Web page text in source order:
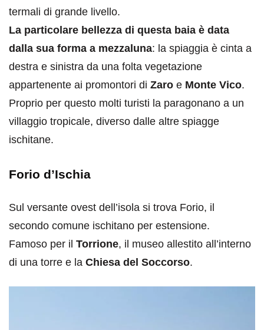
termali di grande livello.
La particolare bellezza di questa baia è data
dalla sua forma a mezzaluna: la spiaggia è cinta a
destra e sinistra da una folta vegetazione
appartenente ai promontori di Zaro e Monte Vico.
Proprio per questo molti turisti la paragonano a un
villaggio tropicale, diverso dalle altre spiagge
ischitane.
Forio d’Ischia
Sul versante ovest dell’isola si trova Forio, il
secondo comune ischitano per estensione.
Famoso per il Torrione, il museo allestito all’interno
di una torre e la Chiesa del Soccorso.